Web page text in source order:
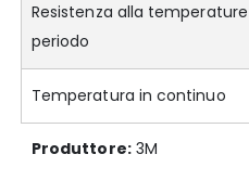
Resistenza alla
periodo
Temperatura in continuo
Produttore:3M